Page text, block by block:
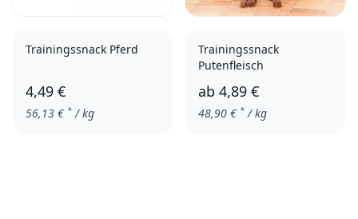
Trainingssnack Pferd
4,49 €
56,13 € * / kg
Trainingssnack
Putenfleisch
ab 4,89 €
48,90 € * / kg